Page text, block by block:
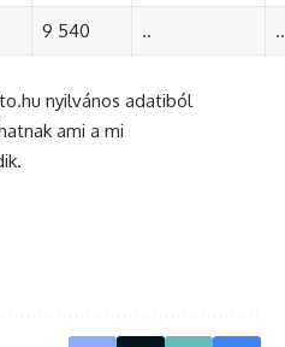
9 540 .. ..
nyilvános adatiból
ami a mi